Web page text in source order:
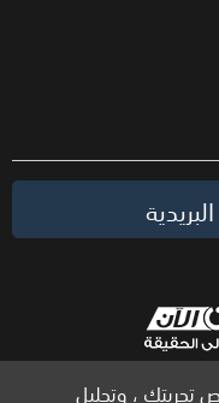
تجربتك ، وتحليل